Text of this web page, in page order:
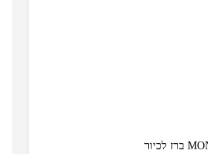
MONTELLA ברז לכיור